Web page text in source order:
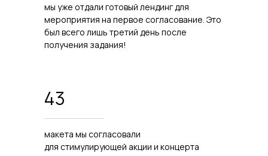
мы уже отдали готовый лендинг для
мероприятия на первое согласование. Это
был всего лишь третий день после
получения задания!
43
макета мы согласовали
для стимулирующей акции и концерта